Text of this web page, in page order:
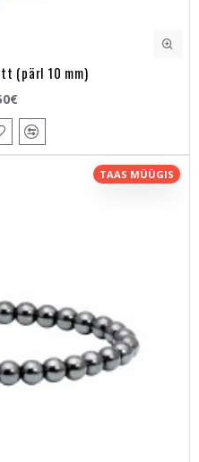
(pärl 10 mm)
TAAS MÜÜGIS